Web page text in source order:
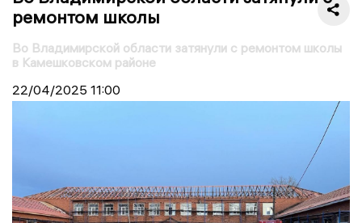
ремонтом школы
Во Владимирской области затянули с ремонтом школы
в Камешковском районе
22/04/2025 11:00